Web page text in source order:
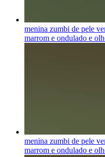
menina zumbi de pele
marrom e ondulado e
menina zumbi de pele
marrom e ondulado e